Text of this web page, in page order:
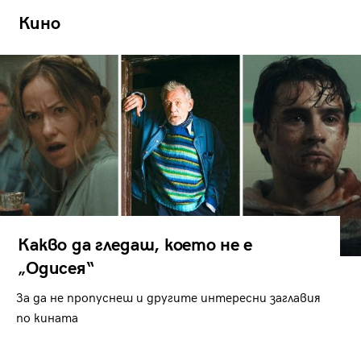
Кино
Какво да гледаш, което не е
„Одисея“
За да не пропуснеш и другите интересни заглавия
по кината